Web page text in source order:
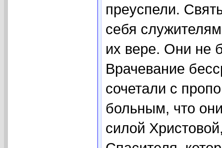
преуспели.
себя
их вере. Они не
Врачевание
сочетали с
больным, что
силой